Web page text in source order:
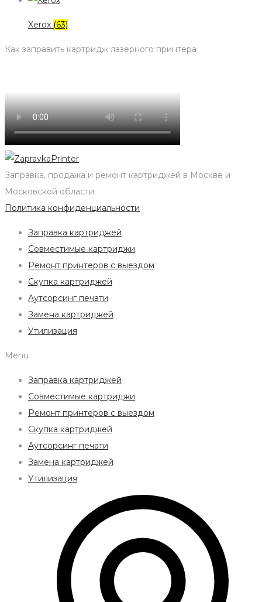
Xerox (63)
Как заправить картридж лазерного принтера
Заправка, продажа и ремонт картриджей в Москве и
Московской области
Политика конфиденциальности
Заправка картриджей
Совместимые картриджи
Ремонт принтеров с выездом
Скупка картриджей
Аутсорсинг печати
Замена картриджей
Утилизация
Menu
Заправка картриджей
Совместимые картриджи
Ремонт принтеров с выездом
Скупка картриджей
Аутсорсинг печати
Замена картриджей
Утилизация